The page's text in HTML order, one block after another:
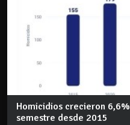
Homicidios crecieron
semestre desde 2015